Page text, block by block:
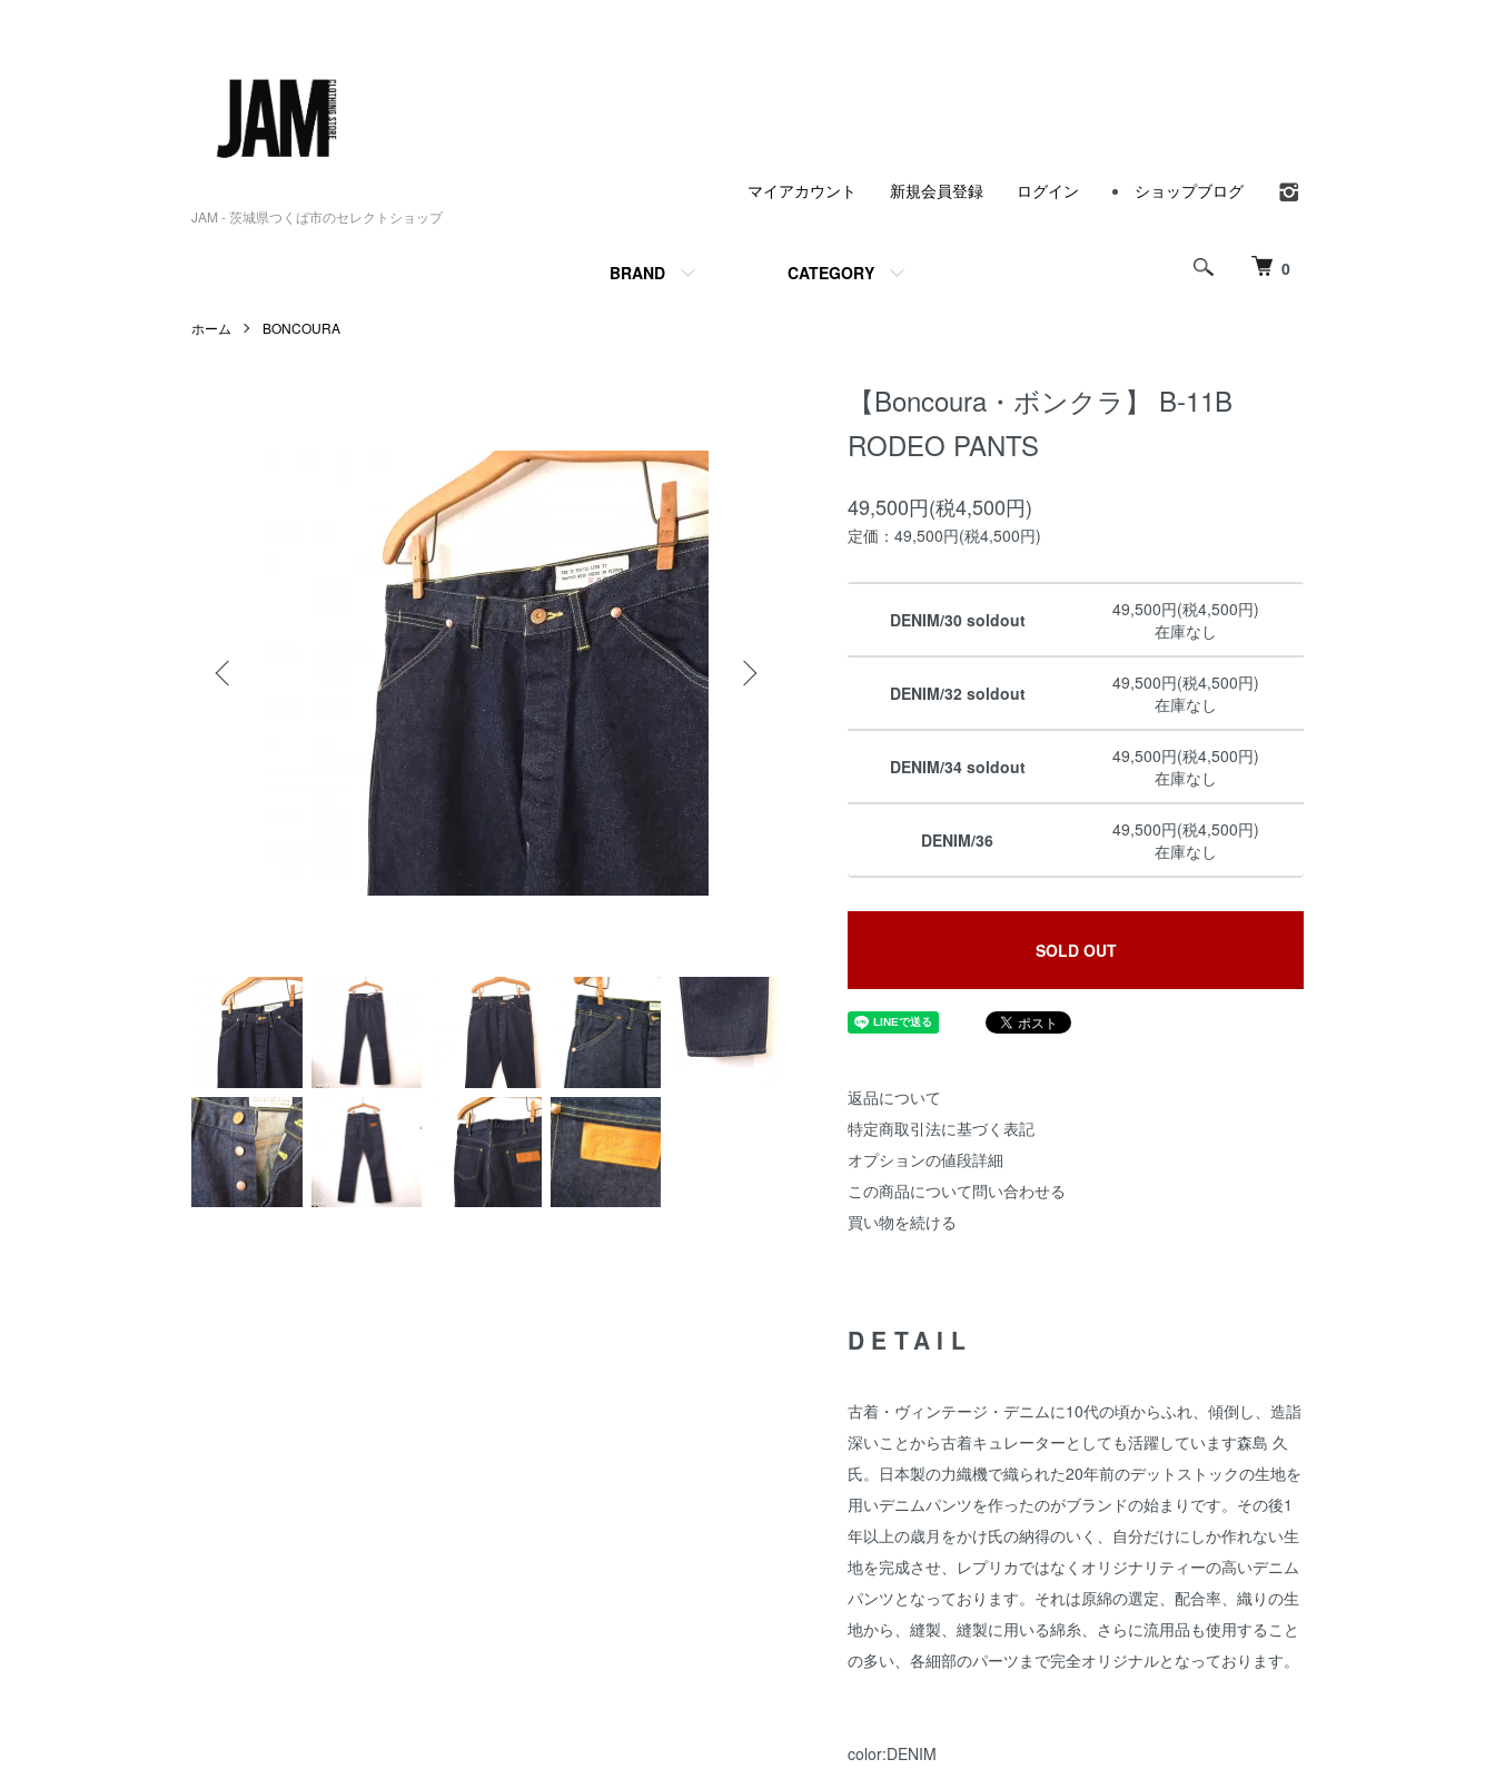
JAM - 茨城県つくば市のセレクトショップ
0
BRAND CATEGORY
マイアカウント 新規会員登録 ログイン ショップブログ
ホーム BONCOURA
【Boncoura・ボンクラ】 B-11B
RODEO PANTS
49,500円(税4,500円)
定価：49,500円(税4,500円)
DENIM/30 soldout
49,500円(税4,500円)
在庫なし
DENIM/32 soldout
49,500円(税4,500円)
在庫なし
DENIM/34 soldout
49,500円(税4,500円)
在庫なし
DENIM/36
49,500円(税4,500円)
在庫なし
SOLD OUT
返品について
特定商取引法に基づく表記
オプションの値段詳細
この商品について問い合わせる
買い物を続ける
DETAIL
古着・ヴィンテージ・デニムに10代の頃からふれ、傾倒し、造詣
深いことから古着キュレーターとしても活躍しています森島 久
氏。日本製の力織機で織られた20年前のデットストックの生地を
用いデニムパンツを作ったのがブランドの始まりです。その後1
年以上の歳月をかけ氏の納得のいく、自分だけにしか作れない生
地を完成させ、レプリカではなくオリジナリティーの高いデニム
パンツとなっております。それは原綿の選定、配合率、織りの生
地から、縫製、縫製に用いる綿糸、さらに流用品も使用すること
の多い、各細部のパーツまで完全オリジナルとなっております。
color:DENIM